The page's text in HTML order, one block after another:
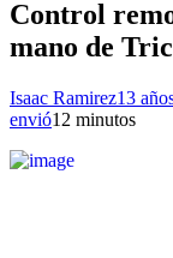
Control
mano de
Isaac Ramirez13
envió1 2 minutos